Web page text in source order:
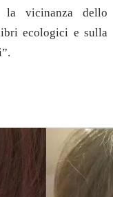
la vicinanza dello
ecologici e sulla